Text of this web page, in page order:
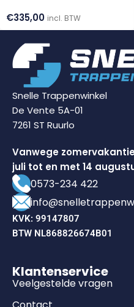
€335,00 incl. BTW
Snelle Trappenwinkel
De Vente 5A-01
7261 ST Ruurlo
Vanwege
juli tot en met 14
0573-234 422
KVK: 99147807
BTW NL868826674B01
Klantenservice
Veelgestelde vragen